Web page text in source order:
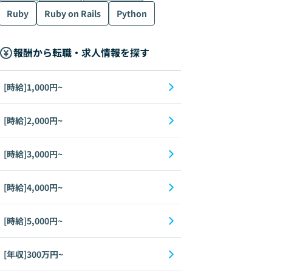
Redux CSS GCP AI
Redux CSS GCP
Ruby Ruby on Rails Python
報酬から転職・求人情報を探す
[時給]1,000円~
[時給]2,000円~
[時給]3,000円~
[時給]4,000円~
[時給]5,000円~
[年収]300万円~